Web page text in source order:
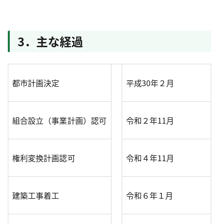
3．主な経過
都市計画決定 平成30年２月
組合設立（事業計画）認可 令和２年11月
権利変換計画認可 令和４年11月
建築工事着工 令和６年１月